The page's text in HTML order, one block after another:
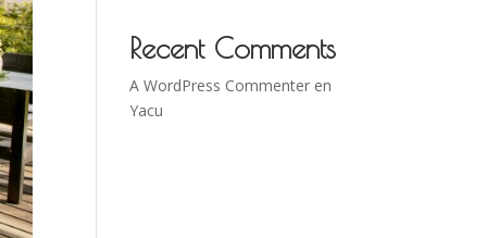
Recent Comments
A WordPress Commenter en
Yacu